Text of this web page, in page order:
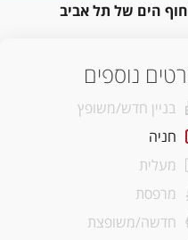
הים של תל אביב
נוספים
בניין חדש/משופץ
חניה
מעלית
מרפסת
חדשה/משופצת